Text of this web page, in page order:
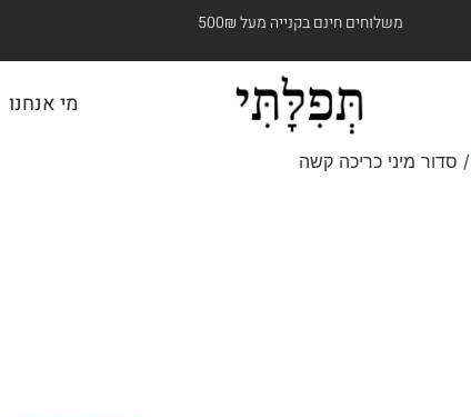
משלוחים חינם בקנייה מעל 500₪
מי אנחנו
/ סדור מיני כריכה קשה